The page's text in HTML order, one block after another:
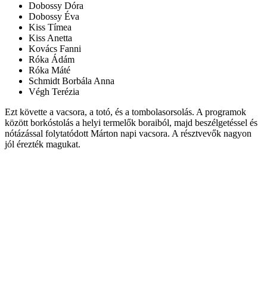
Dobossy Dóra
Dobossy Éva
Kiss Tímea
Kiss Anetta
Kovács Fanni
Róka Ádám
Róka Máté
Schmidt Borbála Anna
Végh Terézia
Ezt követte a vacsora, a totó, és a tombolasorsolás. A programok
között borkóstolás a helyi termelők boraiból, majd beszélgetéssel és
nótázással folytatódott Márton napi vacsora. A résztvevők nagyon
jól érezték magukat.